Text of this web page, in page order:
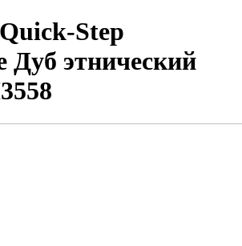
Step
Дуб этнический